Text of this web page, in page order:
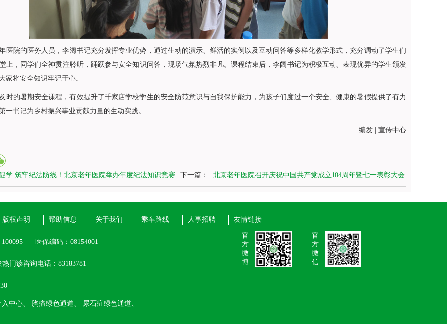
医院的医务人员，李阔书记充分发挥专业优势，通过生动的演示、鲜活的实例以及互动问答等多样化教学形式，充分调动了学生们
上，同学们全神贯注聆听，踊跃参与安全知识问答，现场气氛热烈非凡。课程结束后，李阔书记为积极互动、表现优异的学生颁发
家将安全知识牢记于心。
时的暑期安全课程，有效提升了千家店学校学生的安全防范意识与自我保护能力，为孩子们度过一个安全、健康的暑假提供了有力
一书记为乡村振兴事业贡献力量的生动实践。
编发 | 宣传中心
学 筑牢纪法防线！北京老年医院举办年度纪法知识竞赛 下一篇： 北京老年医院召开庆祝中国共产党成立104周年暨七一表彰大会
版权声明 帮助信息 关于我们 乘车路线 人事招聘 友情链接
医保编码：08154001
热门诊咨询电话：83183781
中心、 胸痛绿色通道、
尿石症绿色通道、
官
方
微
博
官
方
微
信